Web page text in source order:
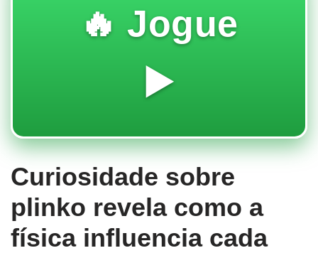
🔥 Jogue
▶️
Curiosidade sobre
plinko revela como a
física influencia cada